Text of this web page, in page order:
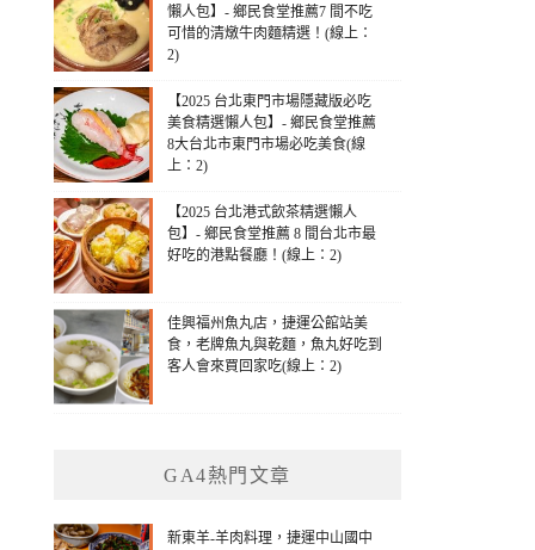
懶人包】- 鄉民食堂推薦7 間不吃
可惜的清燉牛肉麵精選！(線上：
2)
【2025 台北東門市場隱藏版必吃
美食精選懶人包】- 鄉民食堂推薦
8大台北市東門市場必吃美食(線
上：2)
【2025 台北港式飲茶精選懶人
包】- 鄉民食堂推薦 8 間台北市最
好吃的港點餐廳！(線上：2)
佳興福州魚丸店，捷運公館站美
食，老牌魚丸與乾麵，魚丸好吃到
客人會來買回家吃(線上：2)
GA4熱門文章
新東羊-羊肉料理，捷運中山國中